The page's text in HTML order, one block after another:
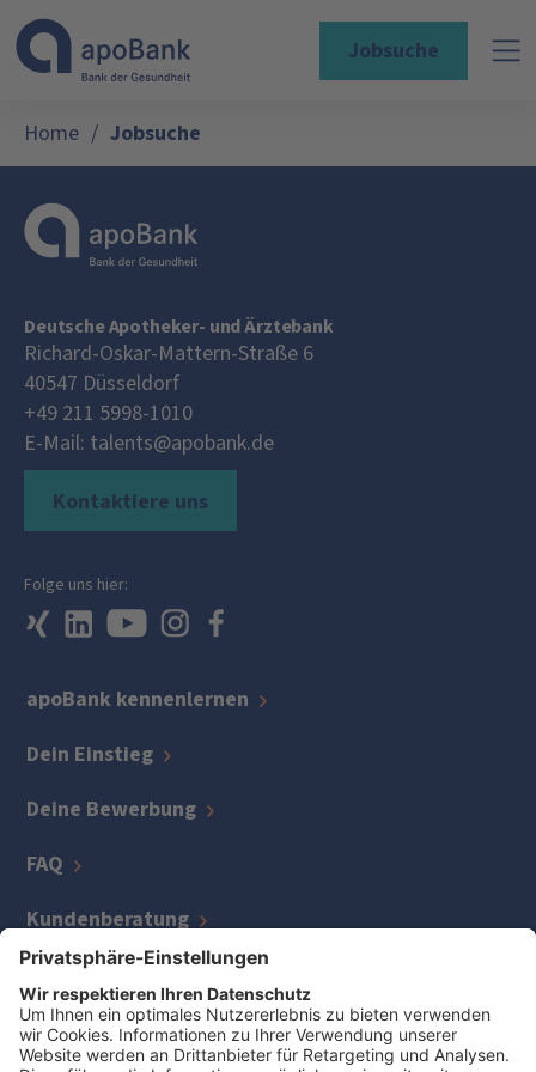
Jobsuche
Home / Jobsuche
Deutsche Apotheker- und Ärztebank
Richard-Oskar-Mattern-Straße 6
40547 Düsseldorf
+49 211 5998-1010
E-Mail: talents@apobank.de
apoBank kennenlernen
Dein Einstieg
Deine Bewerbung
FAQ
Kundenberatung
IT
Kreditmanagement
Kontaktiere uns
Folge uns hier: